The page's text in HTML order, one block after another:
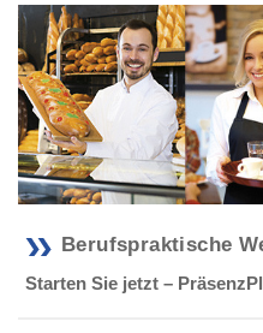
Berufspraktische
Starten Sie jetzt –